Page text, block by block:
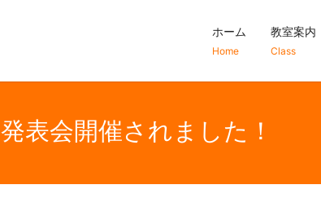
ホーム
Home
教室案内
Class
発表会開催されました！